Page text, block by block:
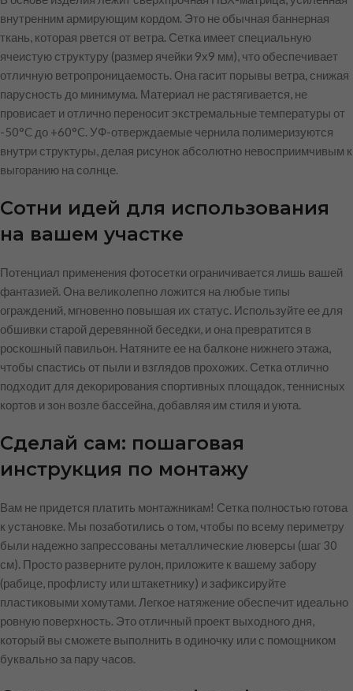
внутренним армирующим кордом. Это не обычная баннерная
ткань, которая рвется от ветра. Сетка имеет специальную
ячеистую структуру (размер ячейки 9х9 мм), что обеспечивает
отличную ветропроницаемость. Она гасит порывы ветра, снижая
парусность до минимума. Материал не растягивается, не
провисает и отлично переносит экстремальные температуры от
-50°C до +60°C. УФ-отверждаемые чернила полимеризуются
внутри структуры, делая рисунок абсолютно невосприимчивым к
выгоранию на солнце.
Сотни идей для использования
на вашем участке
Потенциал применения фотосетки ограничивается лишь вашей
фантазией. Она великолепно ложится на любые типы
ограждений, мгновенно повышая их статус. Используйте ее для
обшивки старой деревянной беседки, и она превратится в
роскошный павильон. Натяните ее на балконе нижнего этажа,
чтобы спастись от пыли и взглядов прохожих. Сетка отлично
подходит для декорирования спортивных площадок, теннисных
кортов и зон возле бассейна, добавляя им стиля и уюта.
Сделай сам: пошаговая
инструкция по монтажу
Вам не придется платить монтажникам! Сетка полностью готова
к установке. Мы позаботились о том, чтобы по всему периметру
были надежно запрессованы металлические люверсы (шаг 30
см). Просто разверните рулон, приложите к вашему забору
(рабице, профлисту или штакетнику) и зафиксируйте
пластиковыми хомутами. Легкое натяжение обеспечит идеально
ровную поверхность. Это отличный проект выходного дня,
который вы сможете выполнить в одиночку или с помощником
буквально за пару часов.